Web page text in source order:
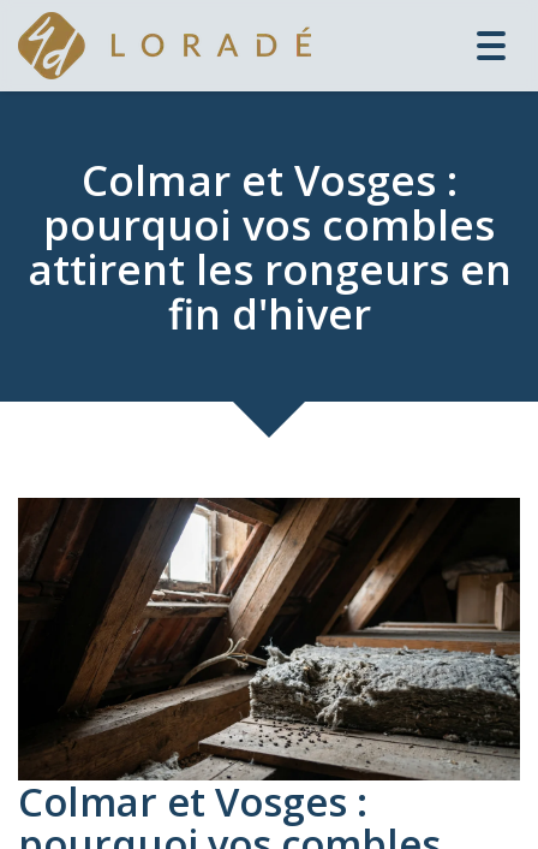
Colmar et Vosges :
pourquoi vos combles
attirent les rongeurs en
fin d'hiver
Colmar et Vosges :